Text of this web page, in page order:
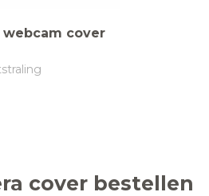
cover
cover bestellen